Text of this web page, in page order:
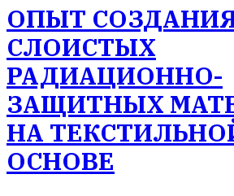
ОПЫТ
СЛОИСТЫХ
РАДИАЦИОННО-
ЗАЩИТНЫХ
НА
ОСНОВЕ